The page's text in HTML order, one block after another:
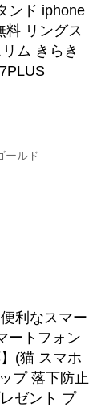
ンド iphone
料 リングス
ム きらき
ールド
利なスマー
ートフォン
(猫 スマホ
プ 落下防止
ゼント プ